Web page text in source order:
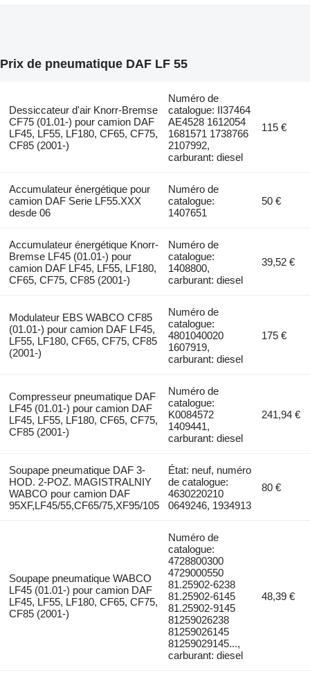
Prix de pneumatique DAF LF 55
Dessiccateur d'air Knorr-Bremse
CF75 (01.01-) pour camion DAF
LF45, LF55, LF180, CF65, CF75,
CF85 (2001-)
Numéro de
catalogue: II37464
AE4528 1612054
1681571 1738766
2107992,
carburant: diesel
115 €
Accumulateur énergétique pour
camion DAF Serie LF55.XXX
desde 06
Numéro de
catalogue:
1407651
50 €
Accumulateur énergétique Knorr-
Bremse LF45 (01.01-) pour
camion DAF LF45, LF55, LF180,
CF65, CF75, CF85 (2001-)
Numéro de
catalogue:
1408800,
carburant: diesel
39,52 €
Modulateur EBS WABCO CF85
(01.01-) pour camion DAF LF45,
LF55, LF180, CF65, CF75, CF85
(2001-)
Numéro de
catalogue:
4801040020
1607919,
carburant: diesel
175 €
Compresseur pneumatique DAF
LF45 (01.01-) pour camion DAF
LF45, LF55, LF180, CF65, CF75,
CF85 (2001-)
Numéro de
catalogue:
K0084572
1409441,
carburant: diesel
241,94 €
Soupape pneumatique DAF 3-
HOD. 2-POZ. MAGISTRALNIY
WABCO pour camion DAF
95XF,LF45/55,CF65/75,XF95/105
État: neuf, numéro
de catalogue:
4630220210
0649246, 1934913
80 €
Soupape pneumatique WABCO
LF45 (01.01-) pour camion DAF
LF45, LF55, LF180, CF65, CF75,
CF85 (2001-)
Numéro de
catalogue:
4728800300
4729000550
81.25902-6238
81.25902-6145
81.25902-9145
81259026238
81259026145
81259029145...,
carburant: diesel
48,39 €